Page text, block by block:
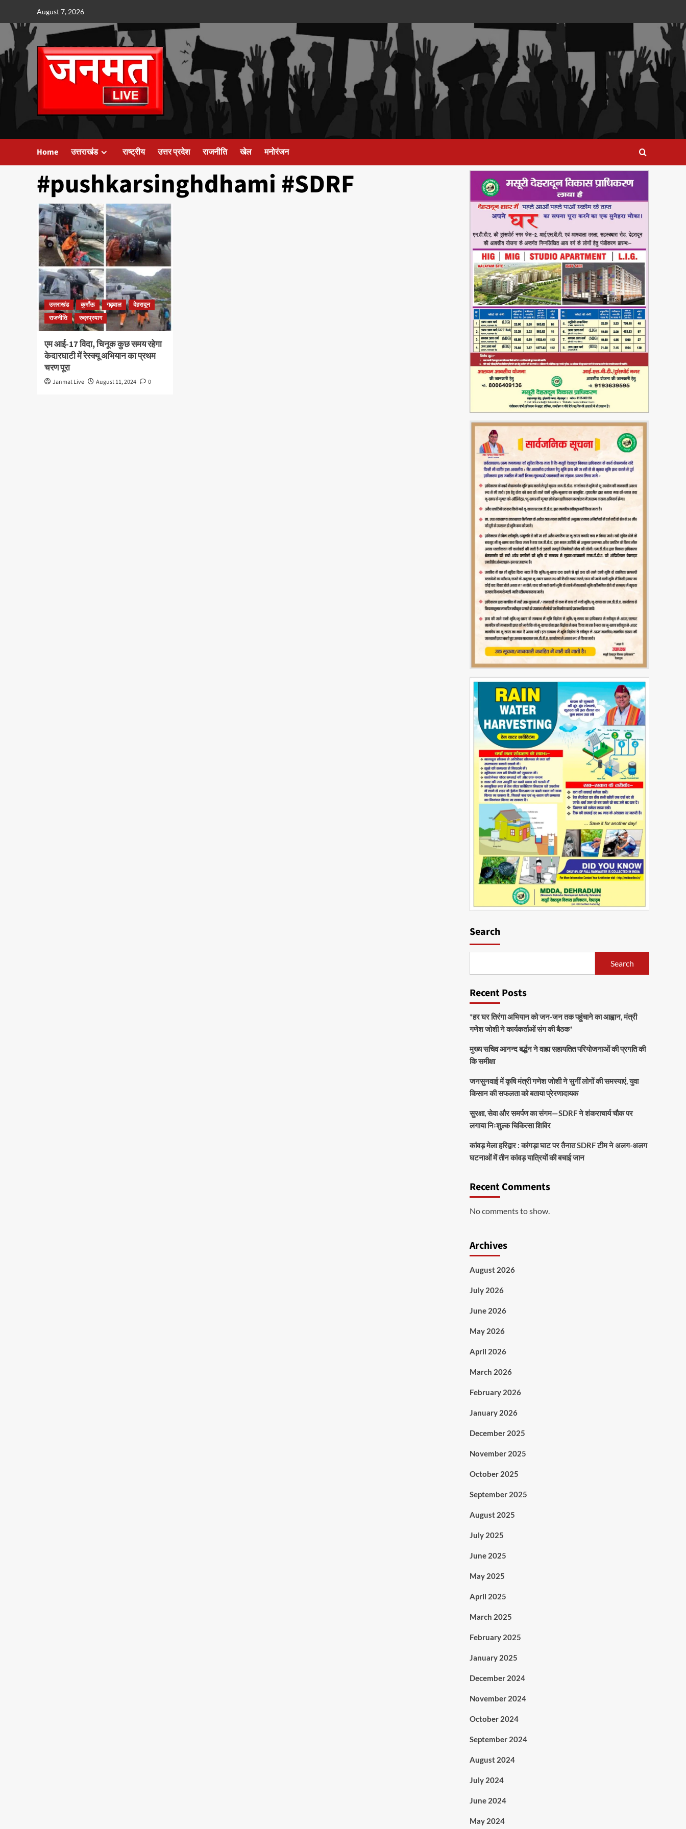
content
August 7, 2026
Home उत्तराखंड राष्ट्रीय उत्तर प्रदेश राजनीति खेल मनोरंजन
#pushkarsinghdhami #SDRF
उत्तराखंड कुमाँऊ गढ़वाल
देहरादून
राजनीति
रुद्रप्रयाग
एम आई-17 विदा, चिनूक कुछ समय रहेगा
केदारघाटी में रेस्क्यू अभियान का प्रथम
चरण पूरा
Janmat Live August 11, 2024 0
Search
Search
Recent Posts
*हर घर तिरंगा अभियान को जन-जन तक पहुंचाने का आह्वान, मंत्री
गणेश जोशी ने कार्यकर्ताओं संग की बैठक*
मुख्य सचिव आनन्द बर्द्धन ने वाह्य सहायतित परियोजनाओं की प्रगति की
कि समीक्षा
जनसुनवाई में कृषि मंत्री गणेश जोशी ने सुनीं लोगों की समस्याएं, युवा
किसान की सफलता को बताया प्रेरणादायक
सुरक्षा, सेवा और समर्पण का संगम—SDRF ने शंकराचार्य चौक पर
लगाया निःशुल्क चिकित्सा शिविर
कांवड़ मेला हरिद्वार : कांगड़ा घाट पर तैनात SDRF टीम ने अलग-अलग
घटनाओं में तीन कांवड़ यात्रियों की बचाई जान
Recent Comments
No comments to show.
Archives
August 2026
July 2026
June 2026
May 2026
April 2026
March 2026
February 2026
January 2026
December 2025
November 2025
October 2025
September 2025
August 2025
July 2025
June 2025
May 2025
April 2025
March 2025
February 2025
January 2025
December 2024
November 2024
October 2024
September 2024
August 2024
July 2024
June 2024
May 2024